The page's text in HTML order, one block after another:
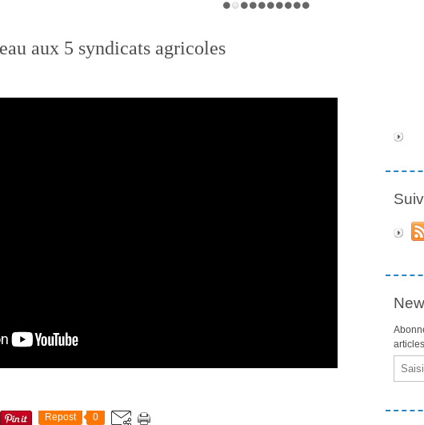
aux 5 syndicats agricoles
Repost 0
Email